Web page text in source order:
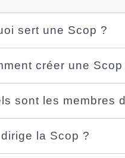
sert une Scop ?
créer une Scop
sont les membres
la Scop ?